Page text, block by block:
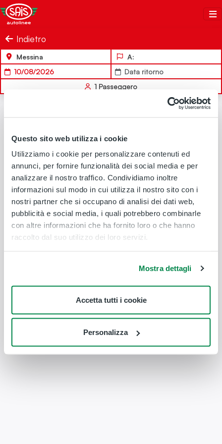
Questo sito web utilizza i cookie
Utilizziamo i cookie per personalizzare contenuti ed
annunci, per fornire funzionalità dei social media e per
analizzare il nostro traffico. Condividiamo inoltre
informazioni sul modo in cui utilizza il nostro sito con i
nostri partner che si occupano di analisi dei dati web,
pubblicità e social media, i quali potrebbero combinarle
con altre informazioni che ha fornito loro o che hanno
raccolto dal suo utilizzo dei loro servizi.
Mostra dettagli
Accetta tutti i cookie
Personalizza
Salta al contenuto
Sais Autolinee
Indietro
Messina
A:
10/08/2026
Data ritorno
1 Passeggero